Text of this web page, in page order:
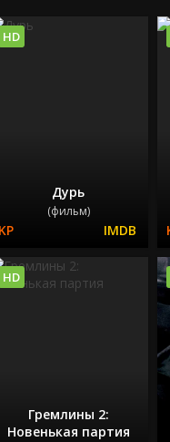
Дурь
(фильм)
HD
Гремлины 2:
Новенькая партия
HD